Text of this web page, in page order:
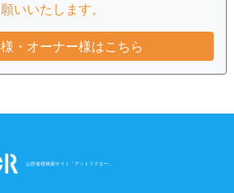
願いいたします。
・オーナー様はこちら
お医者様検索サイト「アットドクター」